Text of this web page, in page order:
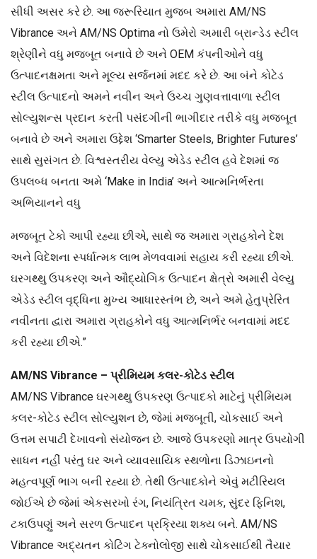
સીધી અસર કરે છે. આ જરૂરિયાત મુજબ અમારા AM/NS
Vibrance અને AM/NS Optima નો ઉમેરો અમારી બ્રાન્ડેડ સ્ટીલ
શ્રેણીને વધુ મજબૂત બનાવે છે અને OEM કંપનીઓને વધુ
ઉત્પાદનક્ષમતા અને મૂલ્ય સર્જનમાં મદદ કરે છે. આ બંને કોટેડ
સ્ટીલ ઉત્પાદનો અમને નવીન અને ઉચ્ચ ગુણવત્તાવાળા સ્ટીલ
સોલ્યુશન્સ પ્રદાન કરતી પસંદગીની ભાગીદાર તરીકે વધુ મજબૂત
બનાવે છે અને અમારા ઉદ્દેશ ‘Smarter Steels, Brighter Futures’
સાથે સુસંગત છે. વિશ્વસ્તરીય વેલ્યુ એડેડ સ્ટીલ હવે દેશમાં જ
ઉપલબ્ધ બનતા અમે ‘Make in India’ અને આત્મનિર્ભરતા
અભિયાનને વધુ
મજબૂત ટેકો આપી રહ્યા છીએ, સાથે જ અમારા ગ્રાહકોને દેશ
અને વિદેશના સ્પર્ધાત્મક લાભ મેળવવામાં સહાય કરી રહ્યા છીએ.
ઘરગથ્થુ ઉપકરણ અને ઔદ્યોગિક ઉત્પાદન ક્ષેત્રો અમારી વેલ્યુ
એડેડ સ્ટીલ વૃદ્ધિના મુખ્ય આધારસ્તંભ છે, અને અમે હેતુપ્રેરિત
નવીનતા દ્વારા અમારા ગ્રાહકોને વધુ આત્મનિર્ભર બનવામાં મદદ
કરી રહ્યા છીએ.”
AM/NS Vibrance – પ્રીમિયમ કલર-કોટેડ સ્ટીલ
AM/NS Vibrance ઘરગથ્થુ ઉપકરણ ઉત્પાદકો માટેનું પ્રીમિયમ
કલર-કોટેડ સ્ટીલ સોલ્યુશન છે, જેમાં મજબૂતી, ચોકસાઈ અને
ઉત્તમ સપાટી દેખાવનો સંયોજન છે. આજે ઉપકરણો માત્ર ઉપયોગી
સાધન નહીં પરંતુ ઘર અને વ્યાવસાયિક સ્થળોના ડિઝાઇનનો
મહત્વપૂર્ણ ભાગ બની રહ્યા છે. તેથી ઉત્પાદકોને એવું મટીરિયલ
જોઈએ છે જેમાં એકસરખો રંગ, નિયંત્રિત ચમક, સુંદર ફિનિશ,
ટકાઉપણું અને સરળ ઉત્પાદન પ્રક્રિયા શક્ય બને. AM/NS
Vibrance અદ્યતન કોટિંગ ટેક્નોલોજી સાથે ચોકસાઈથી તૈયાર